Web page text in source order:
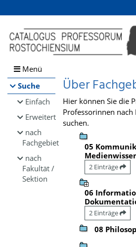
Browsen
direkt zum Inhalt
Menü
Suche
Einfach
Erweitert
nach
Fachgebiet
nach
Fakultät /
Sektion
Über
Hier können Sie die
Professorinnen nach
suchen.
05
2 Einträge
06
2 Einträge
08